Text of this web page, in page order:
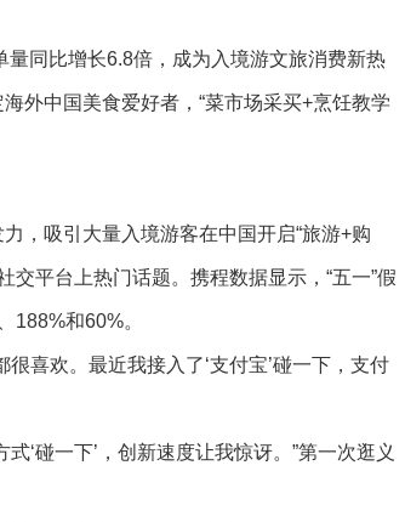
量同比增长6.8倍，成为入境游文旅消费新热
外中国美食爱好者，“菜市场采买+烹饪教学
，吸引大量入境游客在中国开启“旅游+购
交平台上热门话题。携程数据显示，“五一”假
188%和60%。
喜欢。最近我接入了‘支付宝’碰一下，支付
‘碰一下’，创新速度让我惊讶。”第一次逛义